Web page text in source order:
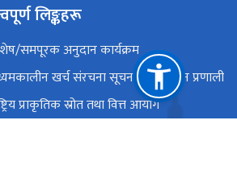
लिङ्कहरू
समपूरक अनुदान कार्यक्रम
खर्च संरचना सूचना व्यवस्थापन प्रणाली
प्राकृतिक स्रोत तथा वित्त आयोग